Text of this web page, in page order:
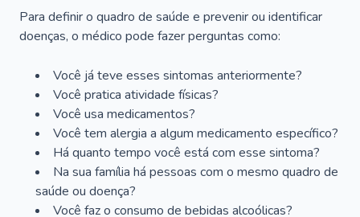
Para definir o quadro de saúde e prevenir ou identificar
doenças, o médico pode fazer perguntas como:
Você já teve esses sintomas anteriormente?
Você pratica atividade físicas?
Você usa medicamentos?
Você tem alergia a algum medicamento específico?
Há quanto tempo você está com esse sintoma?
Na sua família há pessoas com o mesmo quadro de
saúde ou doença?
Você faz o consumo de bebidas alcoólicas?